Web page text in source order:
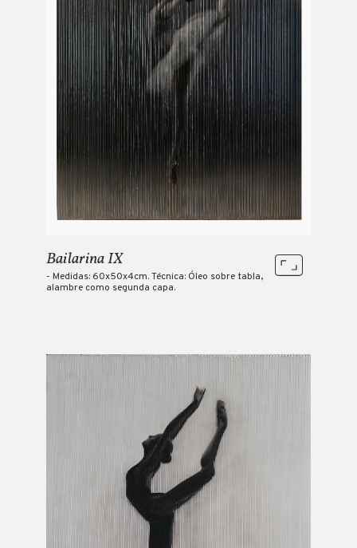
Bailarina IX
- Medidas: 60x50x4cm. Técnica: Óleo sobre tabla,
alambre como segunda capa.